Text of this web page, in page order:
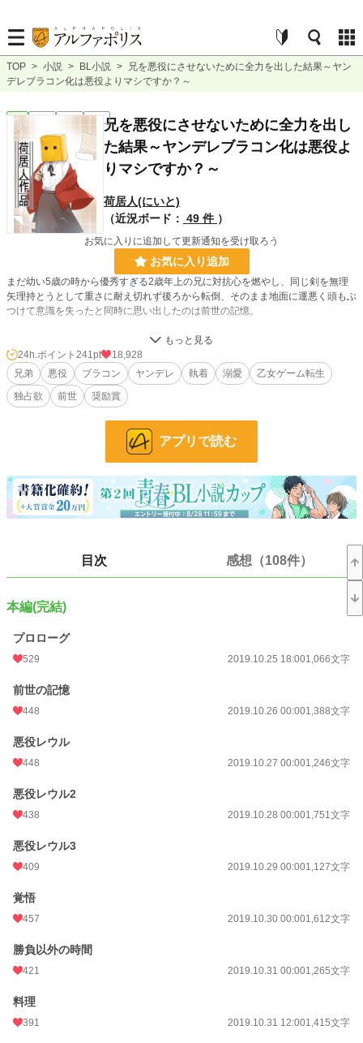
TOP > 小説 > BL小説 >
兄を悪役にさせないために全力を出した結果～ヤン
デレブラコン化は悪役よりマシですか？～
BL 長編 R18 兄を悪役にさせないために全力を出し
た結果～ヤンデレブラコン化は悪役よ
りマシですか？～
荷居人(にいと)
（近況ボード： 49 件 ）
お気に入りに追加して更新通知を受け取ろう
お気に入り追加
まだ幼い5歳の時から優秀すぎる2歳年上の兄に対抗心を燃やし、同じ剣を無理
矢理持とうとして重さに耐え切れず後ろから転倒、そのまま地面に運悪く頭もぶ
つけて意識を失ったと同時に思い出したのは前世の記憶。
それと同時にこの今生きる世界が、前世シスコンであった俺が妹と一緒にしてい
た乙女ゲーム『君と共に』の略してキミトモの世界であることを理解した。
ちなみ俺はキミトモの攻略対象の第二王子であり、兄はキミトモで最大の悪役と
なる第一王子。
｢いや、ゲームならともかく現実で身内が悪役になるのわかってて放置……って
のもなぁ。何より兄さんってただの寂しがり屋が拗れただけだし？それに俺が王
悪役になる原因がわかっているなら、その原因を取り除けばいい話。結果まさか
兄がブラコンになるのはともかく(シスコンだった俺にブラコンは責められな
い)、ヤンデレになるなんて誰が予想できる？
11月中に5万文字以上は目標にしたいためできる限り更新をしたいと考えていま
さっそく感想くださった方、読んでくださってる方、お気に入り登録していただ
けた方、しおり挟んでくれてる方、ありがとうございます！とても励みになりま
10/27.21時28分HOTランキング4位確認！ありがとうございます！
10/28.19時23分人気ランキング19位、その他ランキング2位確認！ありがとうご
ざいます！
うございます！感想もかなり励みになります！ありがとうございます！ありがと
うございます！
りがとうございます！
BL
お気に入り 5,594
24h.ポイント
文字数
更新日時
24h.ポイント 241pt
18,928
兄弟
悪役 ブラコン ヤンデレ 執着 溺愛
乙女ゲーム転生
独占欲
前世 奨励賞
アプリで読む
目次 感想（108件）
本編(完結)
プロローグ
529 2019.10.25 18:001,066文字
前世の記憶
448 2019.10.26 00:001,388文字
悪役レウル
448 2019.10.27 00:001,246文字
悪役レウル2
438 2019.10.28 00:001,751文字
悪役レウル3
409 2019.10.29 00:001,127文字
覚悟
457 2019.10.30 00:001,612文字
勝負以外の時間
421 2019.10.31 00:001,265文字
料理
391 2019.10.31 12:001,415文字